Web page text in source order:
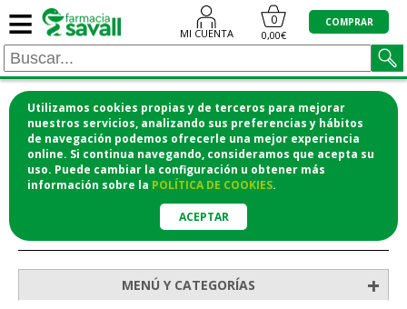
Utilizamos cookies propias y de terceros para mejorar
nuestros servicios, analizando sus preferencias y hábitos
de navegación podemos ofrecerle una mejor experiencia
online. Si continua navegando, consideramos que acepta su
uso. Puede cambiar la configuración u obtener más
información sobre la POLÍTICA DE COOKIES.
ACEPTAR
≡ MI CUENTA
0
0,00€
COMPRAR
¡COMPRA CÓMODAMENTE DESDE CASA Y RECOGE
EN LA FARMACIA!
o si lo prefieres te lo mandamos a casa
Higiene y cosmética>Cosmética facial
MENÚ Y CATEGORÍAS +